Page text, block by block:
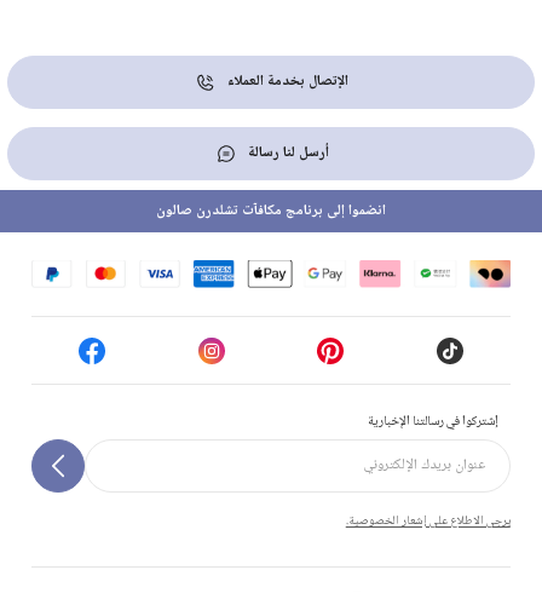
الإتصال بخدمة العملاء
أرسل لنا رسالة
إشتركوا في رسالتنا الإخبارية
يرجى الاطلاع على إشعار الخصوصية.
انضموا إلى برنامج مكافآت تشلدرن صالون